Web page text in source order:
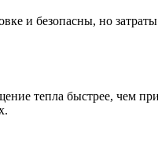
и безопасны, но
тепла быстрее, чем